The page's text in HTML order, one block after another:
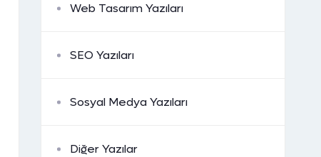
Web Tasarım Yazıları
SEO Yazıları
Sosyal Medya Yazıları
Diğer Yazılar